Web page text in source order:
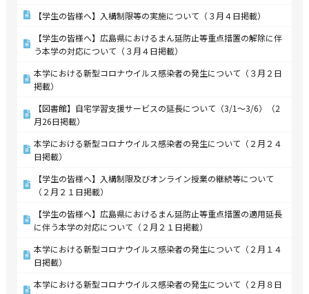
【学生の皆様へ】入構制限等の実施について（３月４日掲載）
【学生の皆様へ】広島県におけるまん延防止等重点措置の解除に伴
う本学の対応について（３月４日掲載）
本学における新型コロナウイルス感染者の発生について（３月２日
掲載）
【図書館】自宅学習支援サービスの延長について（3/1～3/6）（2
月26日掲載）
本学における新型コロナウイルス感染者の発生について（２月２４
日掲載）
【学生の皆様へ】入構制限及びオンライン授業の継続等について
（２月２１日掲載）
【学生の皆様へ】広島県におけるまん延防止等重点措置の適用延長
に伴う本学の対応について（２月２１日掲載）
本学における新型コロナウイルス感染者の発生について（２月１４
日掲載）
本学における新型コロナウイルス感染者の発生について（２月８日